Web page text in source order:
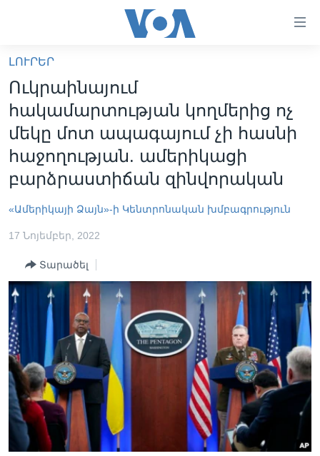
հիմնական
բովանդակությանը
անցնել
հիմնական
բովանդակությանը
հիմնական
բովանդակություն
ԼՈՒՐԵՐ
ՍՓՅՈՒՌՔ
ՏԵՍԱՆՅՈՒԹԵՐ
ՖԻԼՄԵՐ
ՖԻԼՄԵՐ
IN ENGLISH
ՄԵՐ ՄԱՍԻՆ
ՄԵՐ ՄԱՍԻՆ
ԿԱՊ ՄԵԶ ՀԵՏ
ՈՒԿՐԱԻՆԱԿԱՆ ՊԱՏԵՐԱԶՄ
Learning English
ՀԵՏԵՒԵՔ ՄԵԶ
Լեզուներ
ԼՈՒՐԵՐ
Ուկրաինայում
հակամարտության կողմերից ոչ
մեկը մոտ ապագայում չի հասնի
հաջողության. ամերիկացի
բարձրաստիճան զինվորական
«Ամերիկայի Ձայն»-ի Կենտրոնական խմբագրություն
17 Նոյեմբեր, 2022
Տարածել